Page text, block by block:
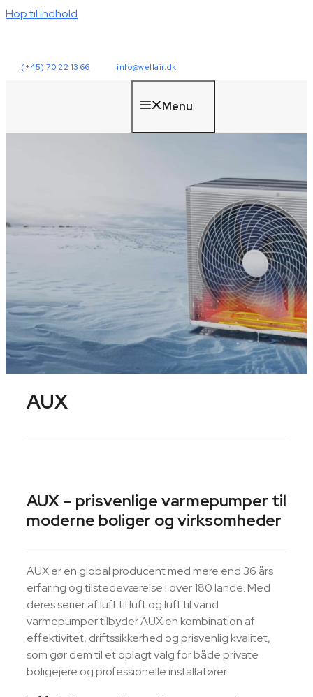
Hop til indhold
(+45) 70 22 13 66 info@wellair.dk
Menu
AUX
AUX – prisvenlige varmepumper til
moderne boliger og virksomheder
AUX er en global producent med mere end 36 års
erfaring og tilstedeværelse i over 180 lande. Med
deres serier af luft til luft og luft til vand
varmepumper tilbyder AUX en kombination af
effektivitet, driftssikkerhed og prisvenlig kvalitet,
som gør dem til et oplagt valg for både private
boligejere og professionelle installatører.